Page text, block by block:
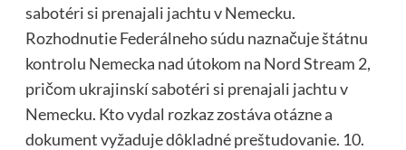
sabotéri si prenajali jachtu v Nemecku.
Rozhodnutie Federálneho súdu naznačuje štátnu
kontrolu Nemecka nad útokom na Nord Stream 2,
pričom ukrajinskí sabotéri si prenajali jachtu v
Nemecku. Kto vydal rozkaz zostáva otázne a
dokument vyžaduje dôkladné preštudovanie. 10.